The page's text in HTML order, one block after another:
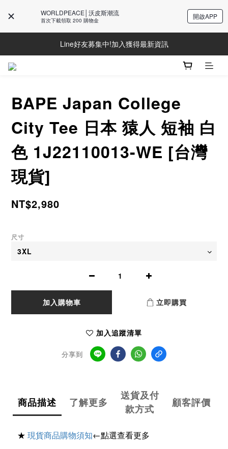
WORLDPEACE│沃皮斯潮流
首次下載領取 200 購物金 開啟APP
Line好友募集中!加入獲得最新資訊
Line好友募集中!加入獲得最新資訊
防詐騙提醒!請勿聽從不明來電操作ATM與提供個人資訊
BAPE Japan College
City Tee 日本 猿人 短袖 白
色 1J22110013-WE [台灣
現貨]
NT$2,980
尺寸
加入購物車 立即購買
加入追蹤清單
分享到
商品描述 了解更多
送貨及付
款方式
顧客評價
★ 現貨商品購物須知←點選查看更多